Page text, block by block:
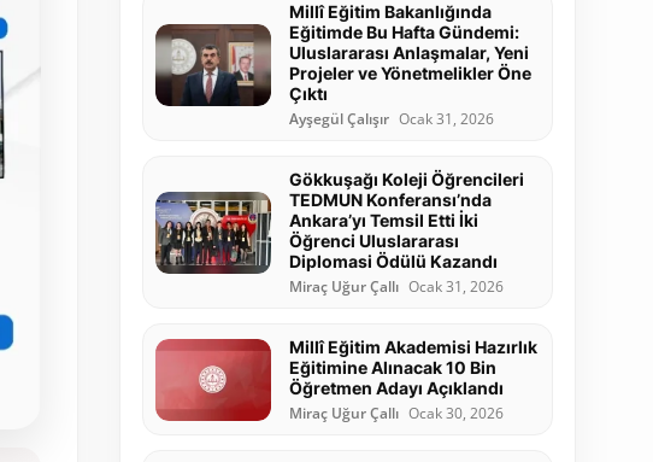
Millî Eğitim Bakanlığında
Eğitimde Bu Hafta Gündemi:
Uluslararası Anlaşmalar, Yeni
Projeler ve Yönetmelikler Öne
Çıktı
Ayşegül Çalışır Ocak 31, 2026
Gökkuşağı Koleji Öğrencileri
TEDMUN Konferansı’nda
Ankara’yı Temsil Etti İki
Öğrenci Uluslararası
Diplomasi Ödülü Kazandı
Miraç Uğur Çallı Ocak 31, 2026
Millî Eğitim Akademisi Hazırlık
Eğitimine Alınacak 10 Bin
Öğretmen Adayı Açıklandı
Miraç Uğur Çallı Ocak 30, 2026